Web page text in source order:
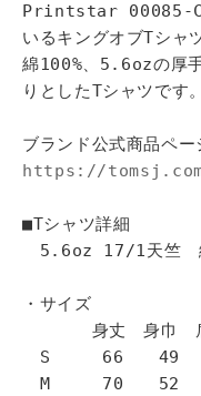
Printstar 00085-
いるキングオブTシャ
綿100%、5.6ozの厚
りとしたTシャツです。
ブランド公式商品ペー
https://
■Tシャツ詳細
5.6oz 17/1天竺
・サイズ
身丈 身巾 肩
S 66 49
M 70 52